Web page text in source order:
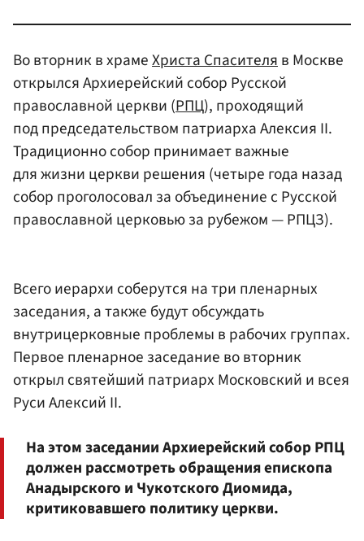
Во вторник в храмеХриста Спасителя в Москве
открылся Архиерейский собор Русской
православной церкви (РПЦ), проходящий
под председательством патриарха Алексия II.
Традиционно собор принимает важные
для жизни церкви решения (четыре года назад
собор проголосовал за объединение с Русской
православной церковью за рубежом — РПЦЗ).
Всего иерархи соберутся на три пленарных
заседания, а также будут обсуждать
внутрицерковные проблемы в рабочих группах.
Первое пленарное заседание во вторник
открыл святейший патриарх Московский и всея
Руси Алексий II.
На этом заседании Архиерейский собор РПЦ
должен рассмотреть обращения епископа
Анадырского и Чукотского Диомида,
критиковавшего политику церкви.